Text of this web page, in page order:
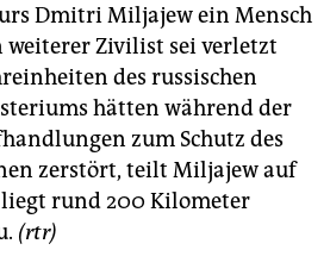
Dmitri Miljajew ein Mensch
weiterer Zivilist sei verletzt
des russischen
hätten während der
zum Schutz des
zerstört, teilt Miljajew auf
rund 200 Kilometer
(rtr)